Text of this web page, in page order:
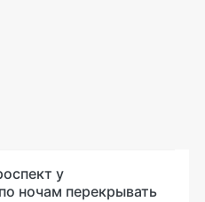
у
ночам перекрывать